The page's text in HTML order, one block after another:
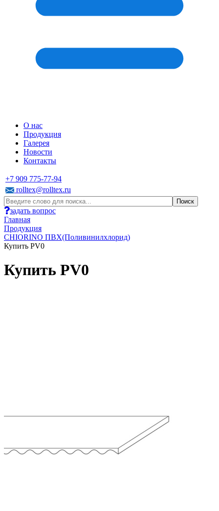
О нас
Продукция
Галерея
Новости
Контакты
+7 909 775-77-94
rolltex@rolltex.ru
задать вопрос
Главная
Продукция
CHIORINO ПВХ(Поливинилхлорид)
Купить PV0
Купить PV0